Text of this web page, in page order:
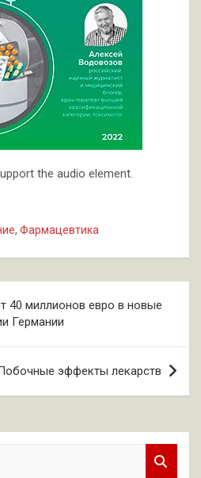
the audio element.
, Фармацевтика
40 миллионов евро в новые
Германии
эффекты лекарств